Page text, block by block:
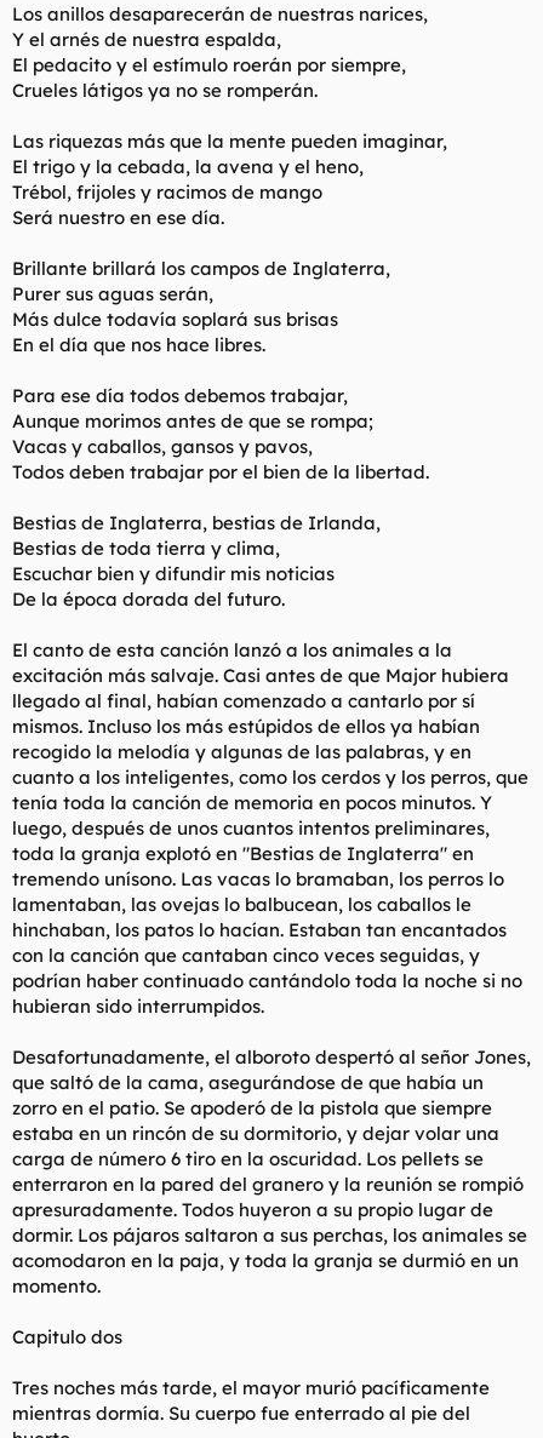
Los anillos desaparecerán de nuestras narices,
Y el arnés de nuestra espalda,
El pedacito y el estímulo roerán por siempre,
Crueles látigos ya no se romperán.
Las riquezas más que la mente pueden imaginar,
El trigo y la cebada, la avena y el heno,
Trébol, frijoles y racimos de mango
Será nuestro en ese día.
Brillante brillará los campos de Inglaterra,
Purer sus aguas serán,
Más dulce todavía soplará sus brisas
En el día que nos hace libres.
Para ese día todos debemos trabajar,
Aunque morimos antes de que se rompa;
Vacas y caballos, gansos y pavos,
Todos deben trabajar por el bien de la libertad.
Bestias de Inglaterra, bestias de Irlanda,
Bestias de toda tierra y clima,
Escuchar bien y difundir mis noticias
De la época dorada del futuro.
El canto de esta canción lanzó a los animales a la
excitación más salvaje. Casi antes de que Major hubiera
llegado al final, habían comenzado a cantarlo por sí
mismos. Incluso los más estúpidos de ellos ya habían
recogido la melodía y algunas de las palabras, y en
cuanto a los inteligentes, como los cerdos y los perros, que
tenía toda la canción de memoria en pocos minutos. Y
luego, después de unos cuantos intentos preliminares,
toda la granja explotó en "Bestias de Inglaterra" en
tremendo unísono. Las vacas lo bramaban, los perros lo
lamentaban, las ovejas lo balbucean, los caballos le
hinchaban, los patos lo hacían. Estaban tan encantados
con la canción que cantaban cinco veces seguidas, y
podrían haber continuado cantándolo toda la noche si no
hubieran sido interrumpidos.
Desafortunadamente, el alboroto despertó al señor Jones,
que saltó de la cama, asegurándose de que había un
zorro en el patio. Se apoderó de la pistola que siempre
estaba en un rincón de su dormitorio, y dejar volar una
carga de número 6 tiro en la oscuridad. Los pellets se
enterraron en la pared del granero y la reunión se rompió
apresuradamente. Todos huyeron a su propio lugar de
dormir. Los pájaros saltaron a sus perchas, los animales se
acomodaron en la paja, y toda la granja se durmió en un
momento.
Capitulo dos
Tres noches más tarde, el mayor murió pacíficamente
mientras dormía. Su cuerpo fue enterrado al pie del